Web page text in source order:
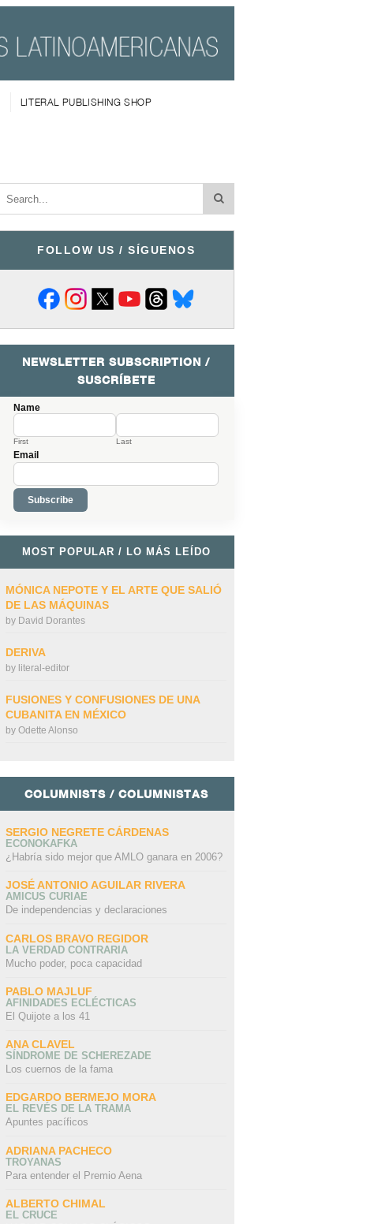
LITERAL PUBLISHING SHOP
FOLLOW US / SÍGUENOS
NEWSLETTER SUBSCRIPTION /
SUSCRÍBETE
Name
First Last
Email
MOST POPULAR / LO MÁS LEÍDO
MÓNICA NEPOTE Y EL ARTE QUE SALIÓ
DE LAS MÁQUINAS
by David Dorantes
DERIVA
by literal-editor
FUSIONES Y CONFUSIONES DE UNA
CUBANITA EN MÉXICO
by Odette Alonso
COLUMNISTS / COLUMNISTAS
SERGIO NEGRETE CÁRDENAS
ECONOKAFKA
¿Habría sido mejor que AMLO ganara en 2006?
JOSÉ ANTONIO AGUILAR RIVERA
AMICUS CURIAE
De independencias y declaraciones
CARLOS BRAVO REGIDOR
LA VERDAD CONTRARIA
Mucho poder, poca capacidad
PABLO MAJLUF
AFINIDADES ECLÉCTICAS
El Quijote a los 41
ANA CLAVEL
SÍNDROME DE SCHEREZADE
Los cuernos de la fama
EDGARDO BERMEJO MORA
EL REVÉS DE LA TRAMA
Apuntes pacíficos
ADRIANA PACHECO
TROYANAS
Para entender el Premio Aena
ALBERTO CHIMAL
EL CRUCE